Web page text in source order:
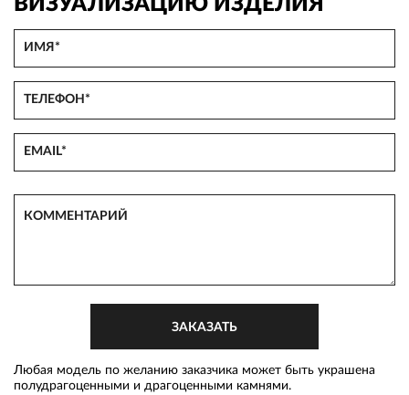
ВИЗУАЛИЗАЦИЮ ИЗДЕЛИЯ
Любая модель по желанию заказчика может быть украшена
полудрагоценными и драгоценными камнями.